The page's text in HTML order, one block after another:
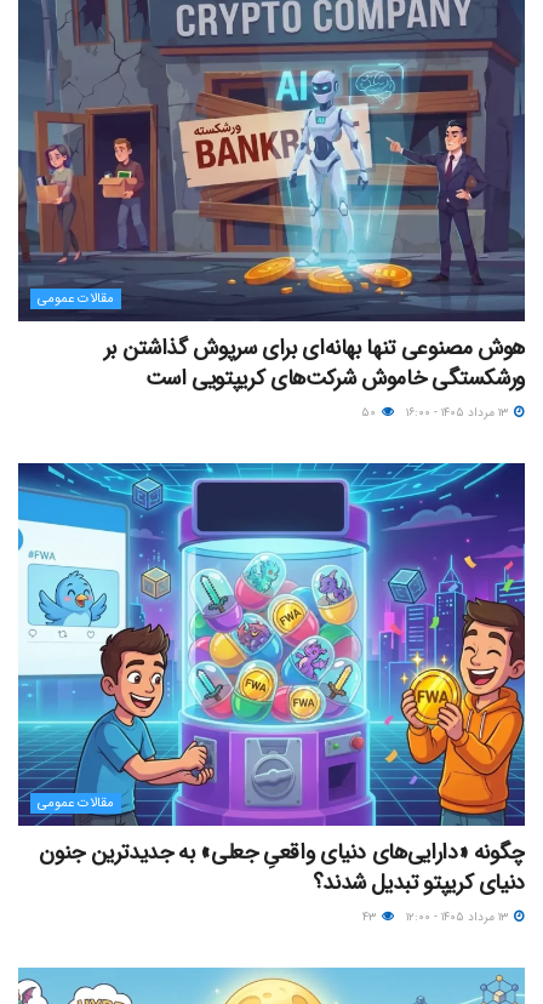
مقالات عمومی
هوش مصنوعی تنها بهانه‌ای برای سرپوش گذاشتن بر
ورشکستگی خاموش شرکت‌های کریپتویی است
مقالات عمومی
چگونه «دارایی‌های دنیای واقعیِ جعلی» به جدیدترین جنون
دنیای کریپتو تبدیل شدند؟